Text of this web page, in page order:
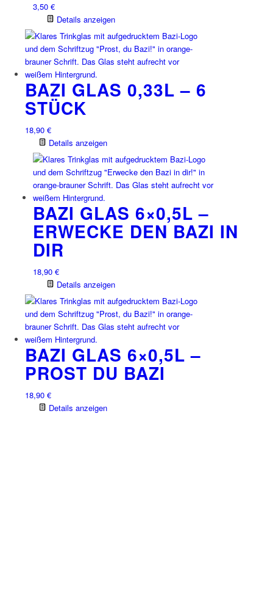
3,50 €
Details anzeigen
BAZI GLAS 0,33L – 6
STÜCK
18,90 €
Details anzeigen
BAZI GLAS 6×0,5L –
ERWECKE DEN BAZI IN
DIR
18,90 €
Details anzeigen
BAZI GLAS 6×0,5L –
PROST DU BAZI
18,90 €
Details anzeigen